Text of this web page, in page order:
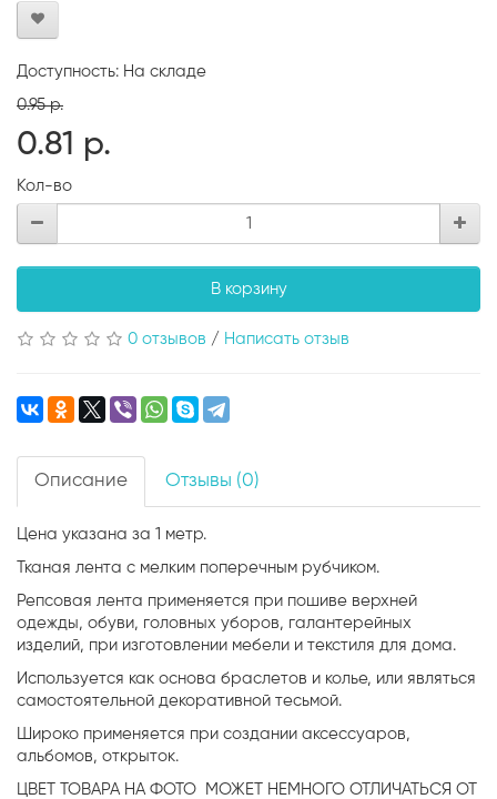
Доступность: На складе
0.95 р.
0.81 р.
Кол-во
В корзину
0 отзывов / Написать отзыв
Описание Отзывы (0)
Цена указана за 1 метр.
Тканая лента с мелким поперечным рубчиком.
Репсовая лента применяется при пошиве верхней
одежды, обуви, головных уборов, галантерейных
изделий, при изготовлении мебели и текстиля для дома.
Используется как основа браслетов и колье, или являться
самостоятельной декоративной тесьмой.
Широко применяется при создании аксессуаров,
альбомов, открыток.
ЦВЕТ ТОВАРА НА ФОТО МОЖЕТ НЕМНОГО ОТЛИЧАТЬСЯ ОТ